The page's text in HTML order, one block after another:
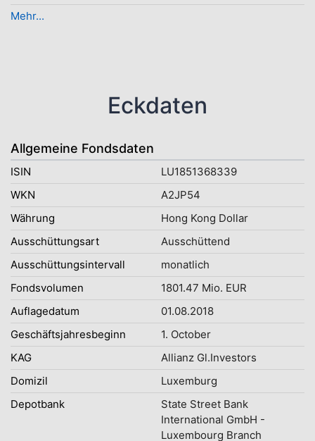
Mehr...
Eckdaten
Allgemeine Fondsdaten
ISIN
LU1851368339
WKN
A2JP54
Währung
Hong Kong Dollar
Ausschüttungsart
Ausschüttend
Ausschüttungsintervall
monatlich
Fondsvolumen
1801.47 Mio. EUR
Auflagedatum
01.08.2018
Geschäftsjahresbeginn
1. October
KAG
Allianz Gl.Investors
Domizil
Luxemburg
Depotbank
State Street Bank
International GmbH -
Luxembourg Branch